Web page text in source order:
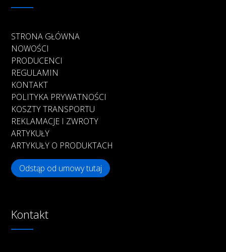
STRONA GŁÓWNA
NOWOŚCI
PRODUCENCI
REGULAMIN
KONTAKT
POLITYKA PRYWATNOŚCI
KOSZTY TRANSPORTU
REKLAMACJE I ZWROTY
ARTYKUŁY
ARTYKUŁY O PRODUKTACH
Odstąp od umowy tutaj
Kontakt